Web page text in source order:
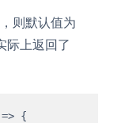
则默认值为
际上返回了
{